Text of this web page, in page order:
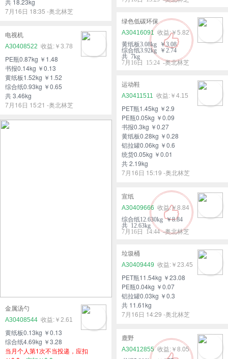
7月16日 18:35 -奥北林芝
绿色低碳环保
A30416091
￥5.82
黄纸板3.08kg ￥3.08
综合纸3.92kg ￥2.74
共 7kg
7月16日 15:24 -奥北林芝
电视机
A30408522
￥3.78
PE瓶0.87kg ￥1.48
书报0.14kg ￥0.13
黄纸板1.52kg ￥1.52
综合纸0.93kg ￥0.65
共 3.46kg
7月16日 15:21 -奥北林芝
运动鞋
A30411511
￥4.15
PET瓶1.45kg ￥2.9
PE瓶0.05kg ￥0.09
书报0.3kg ￥0.27
黄纸板0.28kg ￥0.28
铝拉罐0.06kg ￥0.6
统货0.05kg ￥0.01
共 2.19kg
7月16日 15:19 -奥北林芝
金属汤勺
A30408544
￥2.61
黄纸板0.13kg ￥0.13
综合纸4.69kg ￥3.28
当月个人第1次不当投递，应扣
宣纸
A30409666
￥8.84
综合纸12.630kg ￥8.84
共 12.63kg
7月16日 14:44 -奥北林芝
垃圾桶
A30409449
￥23.45
PET瓶11.54kg ￥23.08
PE瓶0.04kg ￥0.07
铝拉罐0.03kg ￥0.3
共 11.61kg
7月16日 14:29 -奥北林芝
鹿野
A30412855
￥8.05